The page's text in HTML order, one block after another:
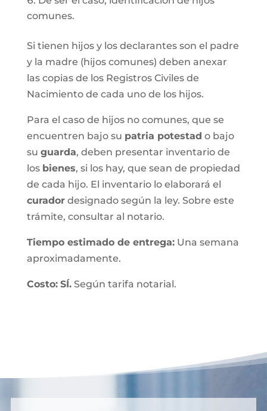
comunes.
Si tienen hijos y los declarantes son el padre
y la madre (hijos comunes) deben anexar
las copias de los Registros Civiles de
Nacimiento de cada uno de los hijos.
Para el caso de hijos no comunes, que se
encuentren bajo su patria potestad o bajo
su guarda, deben presentar inventario de
los bienes, si los hay, que sean de propiedad
de cada hijo. El inventario lo elaborará el
curadordesignado según la ley. Sobre este
trámite, consultar al notario.
Tiempo estimado de entrega:Una semana
aproximadamente.
Costo: SÍ.Según tarifa notarial.